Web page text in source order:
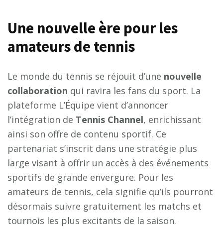
Une nouvelle ère pour les
amateurs de tennis
Le monde du tennis se réjouit d’une nouvelle
collaboration qui ravira les fans du sport. La
plateforme L’Équipe vient d’annoncer
l’intégration de Tennis Channel, enrichissant
ainsi son offre de contenu sportif. Ce
partenariat s’inscrit dans une stratégie plus
large visant à offrir un accès à des événements
sportifs de grande envergure. Pour les
amateurs de tennis, cela signifie qu’ils pourront
désormais suivre gratuitement les matchs et
tournois les plus excitants de la saison.